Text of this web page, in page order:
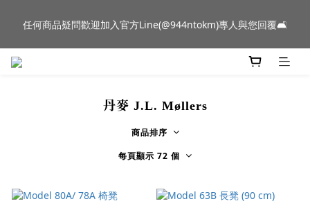
群門市展示中✨
任何商品疑問歡迎加入官方Line(@944ntokm)專人與您回覆🛋️
新品到貨｜日本燈具品牌 Ambientec 年度新品 Barcarolle 臺中樂
丹麥 J.L. Møllers
商品排序
每頁顯示 72 個